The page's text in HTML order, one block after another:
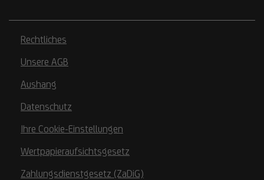
Rechtliches
Unsere AGB
Aushang
Datenschutz
Ihre Cookie-Einstellungen
Wertpapieraufsichtsgesetz
Zahlungsdienstgesetz (ZaDiG)